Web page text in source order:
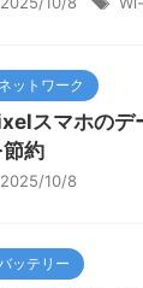
ネットワーク
スマホのデ
節約
2025/10/8
ッテリー